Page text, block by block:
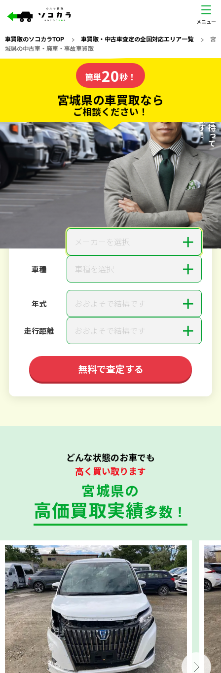
車買取のソコカラTOP > 車買取・中古車査定の全国対応エリア一覧> 宮
城県の中古車・廃車・事故車買取
の車買取なら
ソコカラの
電話か出張か、高い方の査定を提案。
だから高価買取!
私たちが責任を持って
査定いたします！
簡単20秒！
宮城県の車買取なら
ご相談ください！
20秒で入力完了！
無料で カンタンWeb査定
ご依頼いただいたお車を丁寧に査定いたします
メーカーを選択 ＋
車種 車種を選択 ＋
年式 おおよそで結構です ＋
走行距離 おおよそで結構です ＋
無料で査定する
どんな状態のお車でも
高く買い取ります
宮城県の
高価買取実績多数！